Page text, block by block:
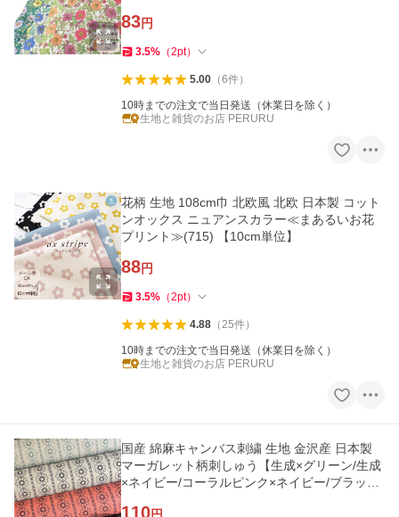
83円
3.5% （2pt）
5.00（6件）
10時までの注文で当日発送（休業日を除く）
生地と雑貨のお店 PERURU
花柄 生地 108cm巾 北欧風 北欧 日本製 コット
ンオックス ニュアンスカラー≪まあるいお花
プリント≫(715) 【10cm単位】
88円
3.5% （2pt）
4.88（25件）
10時までの注文で当日発送（休業日を除く）
生地と雑貨のお店 PERURU
国産 綿麻キャンバス刺繍 生地 金沢産 日本製
マーガレット柄刺しゅう【生成×グリーン/生成
×ネイビー/コーラルピンク×ネイビー/ブラック
110